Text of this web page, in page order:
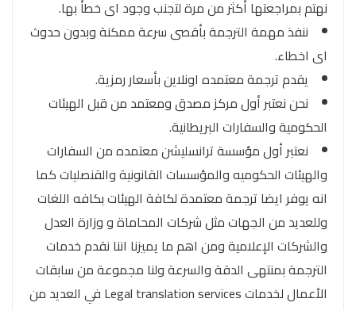
نهتم بمراجعتها أكثر من مرة لتجنب وجود اى خطأ بها.
ننفذ مهمة الترجمة بأقصى سرعة ممكنة وبدون حدوث
اى اخطاء.
يقدم ترجمة معتمده اونلاين بأسعار رمزية.
نحن نعتبر أول مركز مصدق ومعتمد من قبل الهيئات
الحكومية والسفارات البريطانية.
نعتبر أول مؤسسة ترانسليشن معتمده من السفارات
والهيئات الحكوميه والمؤسسات القانونية والقنصليات كما
انه يوفر ايضا ترجمة معتمدة لكافة الهيئات بكافه اللغات
وللعديد من الجهات مثل شركات المحاماة و وزارة العدل
والشركات الإعلامية ومن اهم ما يميزنا اننا نقدم خدمات
الترجمة بمنتهى الدقة والسرعة ولنا مجموعة من سابقات
الأعمال لخدمات Legal translation services في العديد من